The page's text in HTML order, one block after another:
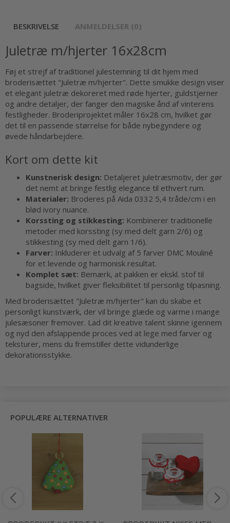
BESKRIVELSE ANMELDELSER (0)
Juletræ m/hjerter 16x28cm
Føj et strejf af traditionel julestemning til dit hjem med
broderisættet "Juletræ m/hjerter". Dette smukke design viser
et elegant juletræ dekoreret med røde hjerter, guldstjerner
og andre detaljer, der fanger den magiske ånd af vinterens
festligheder. Broderiprojektet måler 16x28 cm, hvilket gør
det til en passende størrelse for både nybegyndere og
øvede håndarbejdere.
Kort om dette kit
Kunstnerisk design: Detaljeret juletræsmotiv, der gør
det nemt at bringe festlig elegance til ethvert rum.
Materialer: Broderes på Aida 0332 5,4 tråde/cm i en
blød ivory nuance.
Korssting og stikkesting: Kombinerer traditionelle
metoder med korssting (sy med delt garn 2/6) og
stikkesting (sy med delt garn 1/6).
Farver: Inkluderer et udvalg af 5 farver DMC Mouliné
for et levende og harmonisk resultat.
Komplet sæt: Bemærk, at pakken er ekskl. stof til
bagside, hvilket giver fleksibilitet til personlig tilpasning.
Med broderisættet "Juletræ m/hjerter" kan du skabe et
personligt kunstværk, der vil bringe glæde og varme i mange
julesæsoner fremover. Lad dit kreative talent skinne igennem
og nyd den afslappende proces ved at lege med farver og
teksturer, mens du fremstiller dette vidunderlige
dekorationsstykke.
POPULÆRE ALTERNATIVER